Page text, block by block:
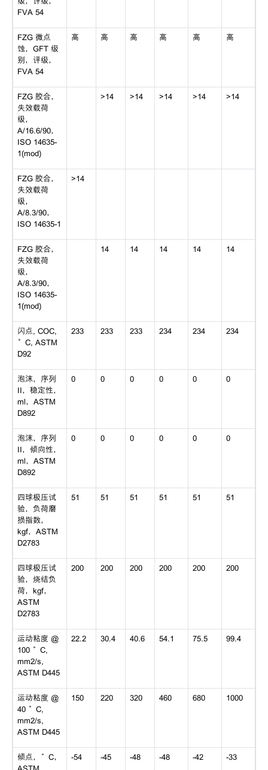
FVA 54
FZG 微点
蚀，GFT 级
别，评级，
FVA 54
高 高 高 高 高 高
FZG 胶合，
失效载荷
级，
A/16.6/90，
ISO 14635-
1(mod)
>14 >14 >14 >14 >14
FZG 胶合，
失效载荷
级，
A/8.3/90，
ISO 14635-1
>14
FZG 胶合，
失效载荷
级，
A/8.3/90，
ISO 14635-
1(mod)
14 14 14 14 14
闪点, COC,
°C, ASTM
D92
233 233 233 234 234 234
泡沫，序列
II，稳定性，
ml，ASTM
D892
0 0 0 0 0 0
泡沫，序列
II，倾向性，
ml，ASTM
D892
0 0 0 0 0 0
四球极压试
验，负荷磨
损指数，
kgf，ASTM
D2783
51 51 51 51 51 51
四球极压试
验，烧结负
荷，kgf，
ASTM
D2783
200 200 200 200 200 200
运动粘度 @
100 °C,
mm2/s,
ASTM D445
22.2 30.4 40.6 54.1 75.5 99.4
运动粘度 @
40 °C,
mm2/s,
ASTM D445
150 220 320 460 680 1000
倾点，°C，
-54 -45 -48 -48 -42 -33